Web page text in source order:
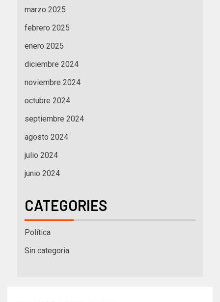
marzo 2025
febrero 2025
enero 2025
diciembre 2024
noviembre 2024
octubre 2024
septiembre 2024
agosto 2024
julio 2024
junio 2024
CATEGORIES
Política
Sin categoria